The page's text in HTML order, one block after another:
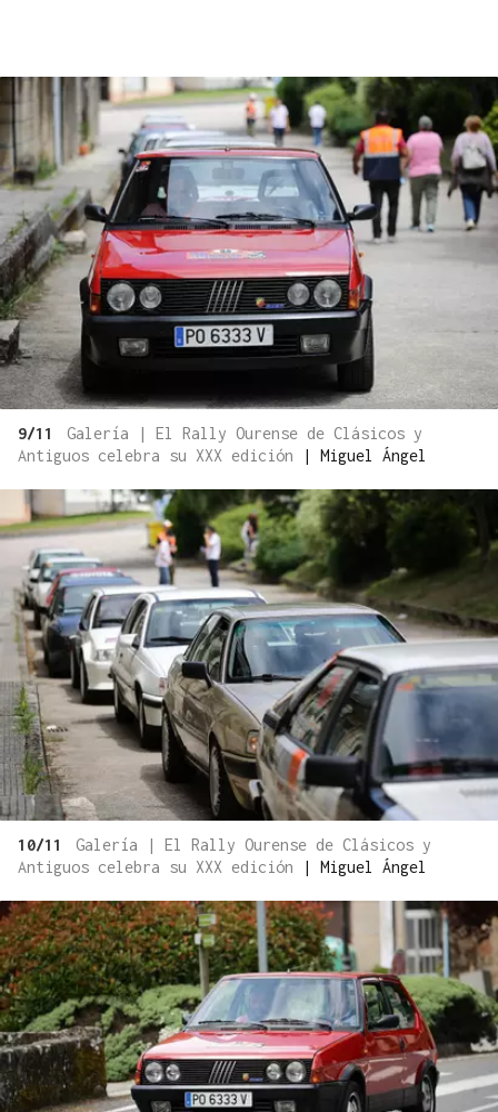
9/11
Galería | El Rally Ourense de Clásicos y
Antiguos celebra su XXX edición
| Miguel Ángel
10/11
Galería | El Rally Ourense de Clásicos y
Antiguos celebra su XXX edición
| Miguel Ángel